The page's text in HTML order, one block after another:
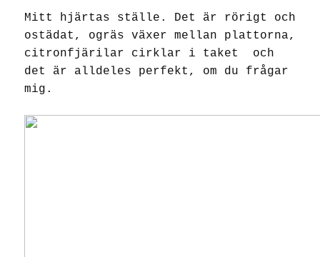
Mitt hjärtas ställe. Det är rörigt och
ostädat, ogräs växer mellan plattorna,
citronfjärilar cirklar i taket och
det är alldeles perfekt, om du frågar
mig.